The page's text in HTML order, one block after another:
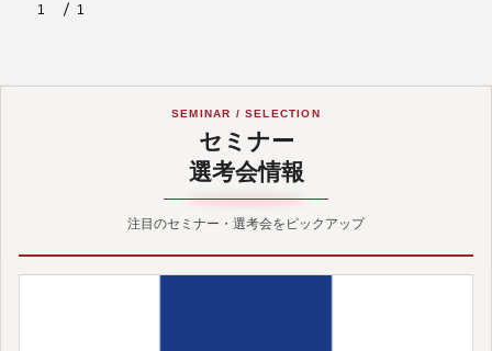
1 1
SEMINAR / SELECTION
セミナー
選考会情報
注目のセミナー・選考会をピックアップ